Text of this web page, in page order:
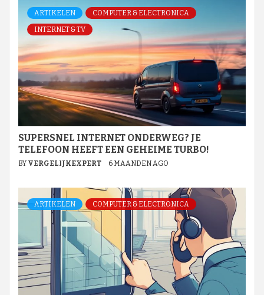
ARTIKELEN
COMPUTER & ELECTRONICA
INTERNET & TV
SUPERSNEL INTERNET ONDERWEG? JE
TELEFOON HEEFT EEN GEHEIME TURBO!
BY VERGELIJKEXPERT 6 MAANDEN AGO
ARTIKELEN COMPUTER & ELECTRONICA